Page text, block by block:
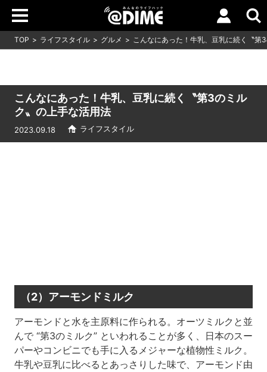
TOP ライフスタイル グルメ こんなにあった！牛乳、豆乳に続く〝第
こんなにあった！牛乳、豆乳に続く〝第3のミル
ク〟の上手な活用法
2023.09.18 ライフスタイル
（2）アーモンドミルク
アーモンドと水を主原料に作られる。オーツミルクと並
んで “第3のミルク” といわれることが多く、日本のスー
パーやコンビニでも手に入るメジャーな植物性ミルク。
牛乳や豆乳に比べるとあっさりした味で、アーモンド由